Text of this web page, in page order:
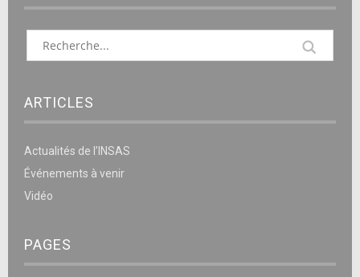
ARTICLES
Actualités de l’INSAS
Événements à venir
Vidéo
PAGES